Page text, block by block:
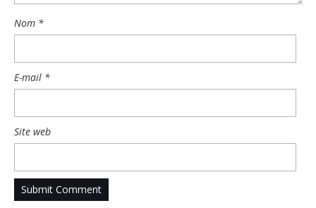
Nom *
E-mail *
Site web